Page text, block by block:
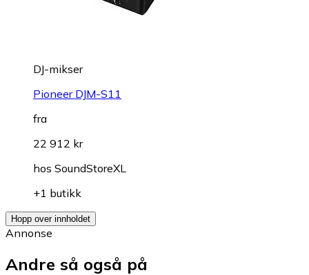
DJ-mikser
Pioneer DJM-S11
fra
22 912 kr
hos SoundStoreXL
+1 butikk
Hopp over innholdet
Annonse
Andre så også på